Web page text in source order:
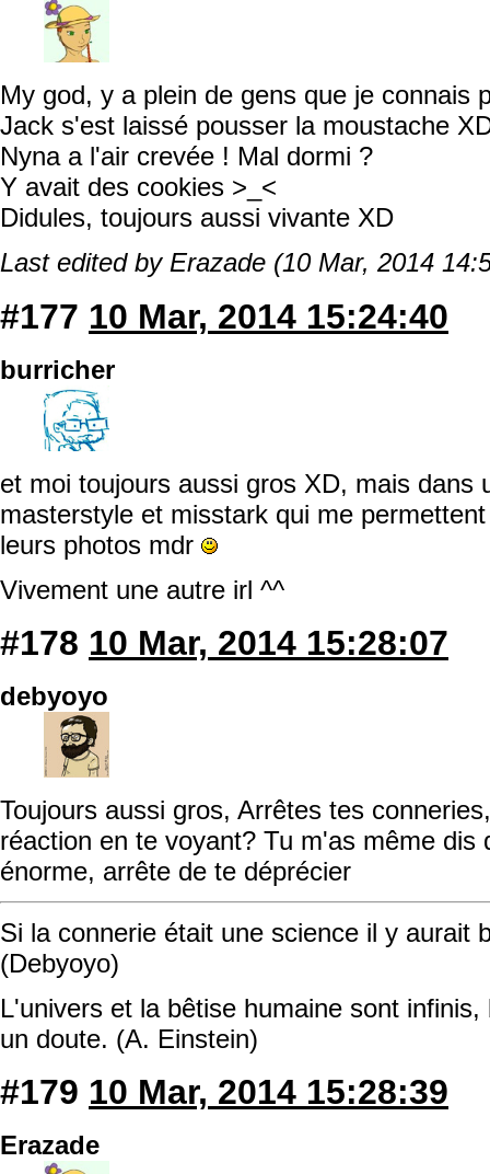
My god, y a plein de gens que je connais
Jack s'est laissé pousser la moustache
Nyna a l'air crevée ! Mal dormi ?
Y avait des cookies >_<
Didules, toujours aussi vivante XD
Last edited by Erazade (10 Mar, 2014
#177 10 Mar, 2014 15:24:40
burricher
et moi toujours aussi gros XD, mais dans
masterstyle et misstark qui me
leurs photos mdr
Vivement une autre irl ^^
#178 10 Mar, 2014 15:28:07
debyoyo
Toujours aussi gros, Arrêtes tes
réaction en te voyant? Tu m'as même dis
énorme, arrête de te déprécier
Si la connerie était une science il y aurait
(Debyoyo)
L'univers et la bêtise humaine sont
un doute. (A. Einstein)
#179 10 Mar, 2014 15:28:39
Erazade